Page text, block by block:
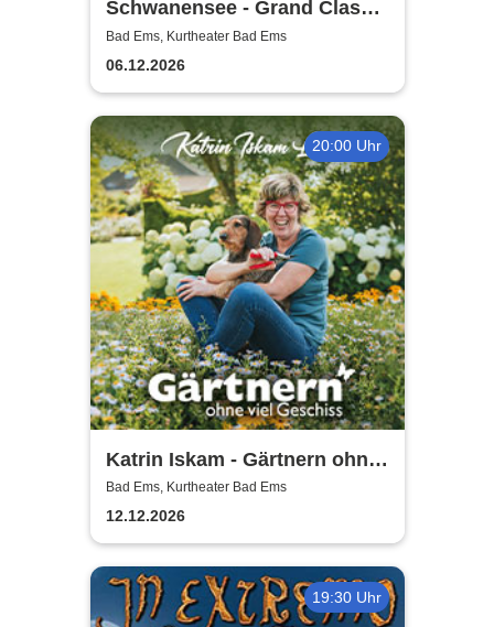
Schwanensee - Grand Classic
Ballet - Die traditionelle
Wintertournee
Bad Ems, Kurtheater Bad Ems
06.12.2026
20:00 Uhr
Katrin Iskam - Gärtnern ohne
viel Geschiss
Bad Ems, Kurtheater Bad Ems
12.12.2026
19:30 Uhr